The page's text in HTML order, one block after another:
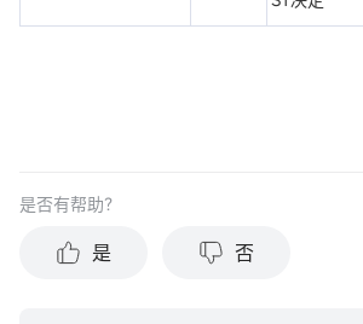
是否有帮助？
是 否